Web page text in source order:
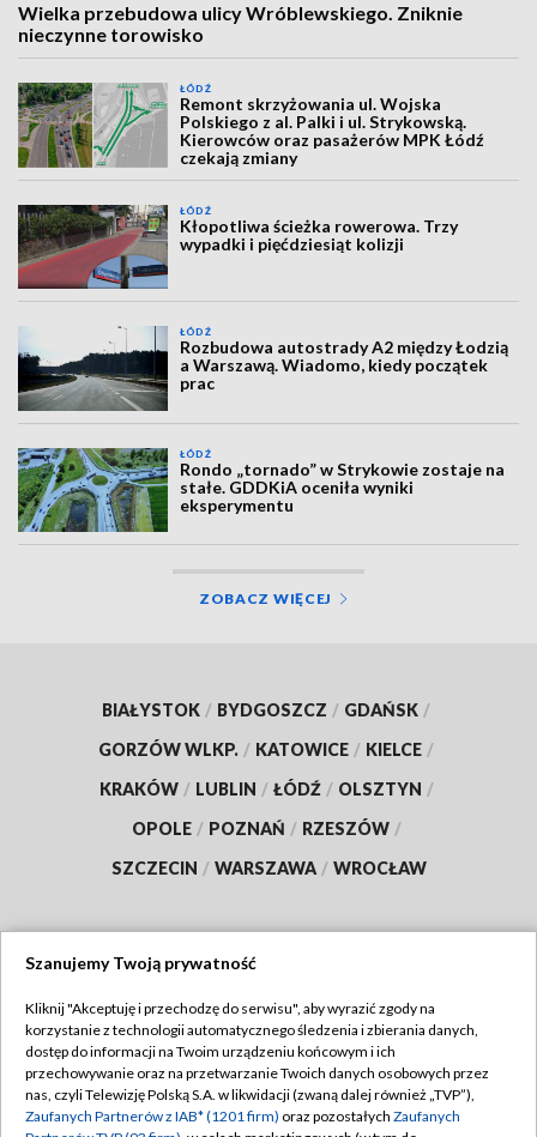
Wielka przebudowa ulicy Wróblewskiego. Zniknie
nieczynne torowisko
ŁÓDŹ
Remont skrzyżowania ul. Wojska
Polskiego z al. Palki i ul. Strykowską.
Kierowców oraz pasażerów MPK Łódź
czekają zmiany
ŁÓDŹ
Kłopotliwa ścieżka rowerowa. Trzy
wypadki i pięćdziesiąt kolizji
ŁÓDŹ
Rozbudowa autostrady A2 między Łodzią
a Warszawą. Wiadomo, kiedy początek
prac
ŁÓDŹ
Rondo „tornado” w Strykowie zostaje na
stałe. GDDKiA oceniła wyniki
eksperymentu
ZOBACZ WIĘCEJ
BIAŁYSTOK / BYDGOSZCZ / GDAŃSK /
GORZÓW WLKP. / KATOWICE / KIELCE /
KRAKÓW / LUBLIN / ŁÓDŹ / OLSZTYN /
OPOLE / POZNAŃ / RZESZÓW /
SZCZECIN / WARSZAWA / WROCŁAW
TVP
Abonament TVP
Emisja w TVP
Regulamin TVP
Polityka prywatności
Szanujemy Twoją prywatność
Kliknij "Akceptuję i przechodzę do serwisu", aby wyrazić zgody na
korzystanie z technologii automatycznego śledzenia i zbierania danych,
dostęp do informacji na Twoim urządzeniu końcowym i ich
przechowywanie oraz na przetwarzanie Twoich danych osobowych przez
nas, czyli Telewizję Polską S.A. w likwidacji (zwaną dalej również „TVP”),
Zaufanych Partnerów z IAB* (1201 firm) oraz pozostałych Zaufanych